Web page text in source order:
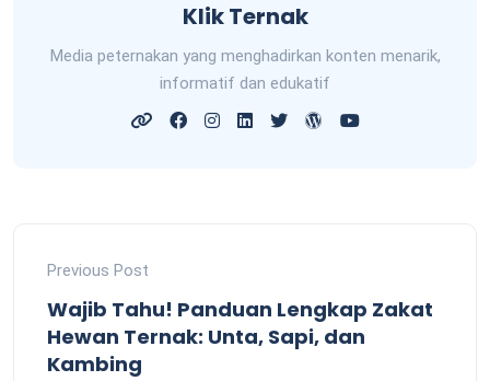
Klik Ternak
Media peternakan yang menghadirkan konten menarik,
informatif dan edukatif
Previous Post
Wajib Tahu! Panduan Lengkap Zakat
Hewan Ternak: Unta, Sapi, dan
Kambing